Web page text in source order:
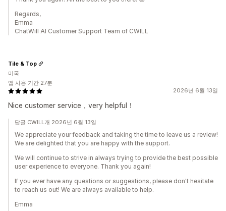
Regards,
Emma
ChatWill AI Customer Support Team of CWILL
2026년 6월 13일
Nice customer service，very helpful！
Tile & Top
미국
앱 사용 기간 27분
답글 CWILL개 2026년 6월 13일
We appreciate your feedback and taking the time to leave us a review!
We are delighted that you are happy with the support.
We will continue to strive in always trying to provide the best possible
user experience to everyone. Thank you again!
If you ever have any questions or suggestions, please don't hesitate
to reach us out! We are always available to help.
Emma